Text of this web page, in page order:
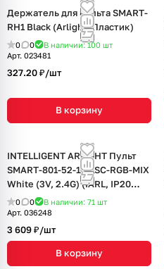
Держатель для пульта SMART-
RH1 Black (Arlight, Пластик)
0 0 В наличии: 100 шт
Арт. 023481
327.20 ₽/шт
В корзину
INTELLIGENT ARLIGHT Пульт
SMART-801-52-1G-1SC-RGB-MIX
White (3V, 2.4G) (IARL, IP20
Пластик, 5 лет)
0 0 В наличии: 71 шт
Арт. 036248
3 609 ₽/шт
В корзину